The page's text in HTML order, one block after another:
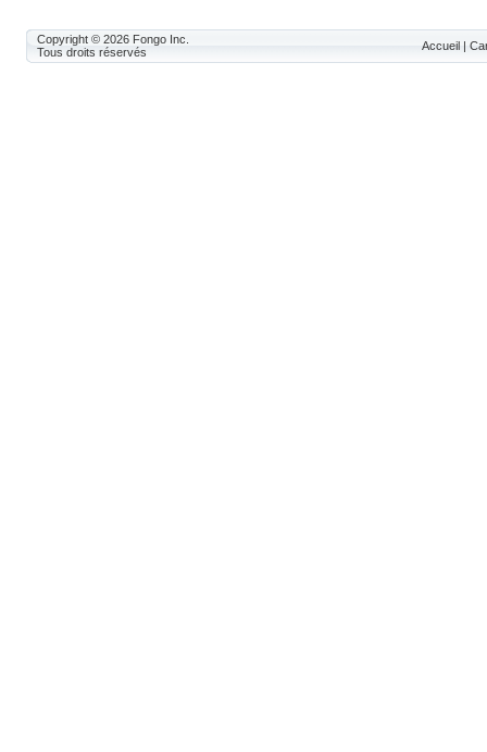
Copyright © 2026 Fongo Inc.
Tous droits réservés
Accueil |